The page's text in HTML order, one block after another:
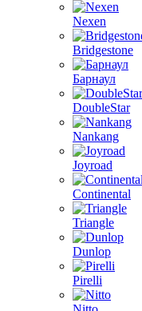
Nexen
Bridgestone
Барнаул
DoubleStar
Nankang
Joyroad
Continental
Triangle
Dunlop
Pirelli